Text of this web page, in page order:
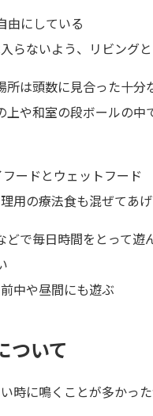
由にしている
らないよう、リビング
所は頭数に見合った十分
上や和室の段ボールの中
ードとウェットフード
用の療法食も混ぜてあ
で毎日時間をとって遊
中や昼間にも遊ぶ
ついて
時に鳴くことが多かっ